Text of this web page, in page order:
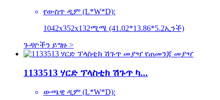
የውስጥ ዲም (L*W*D):
1042x352x132ሚሜ (41.02*13.86*5.2ኢንች)
ጉዳዮችን ይግዙ >
1133513 ሃርድ ፕላስቲክ ሽጉጥ ካ...
ውጫዊ ዲም (L*W*D):